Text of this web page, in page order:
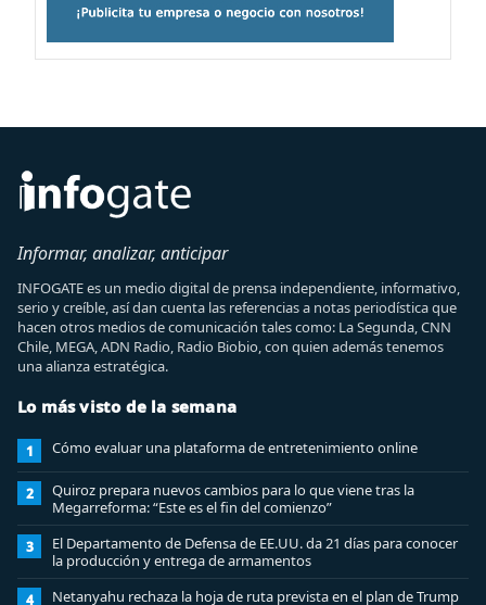
Informar, analizar, anticipar
INFOGATE es un medio digital de prensa independiente, informativo,
serio y creíble, así dan cuenta las referencias a notas periodística que
hacen otros medios de comunicación tales como: La Segunda, CNN
Chile, MEGA, ADN Radio, Radio Biobio, con quien además tenemos
una alianza estratégica.
Lo más visto de la semana
1 Cómo evaluar una plataforma de entretenimiento online
2
Quiroz prepara nuevos cambios para lo que viene tras la
Megarreforma: “Este es el fin del comienzo”
3
El Departamento de Defensa de EE.UU. da 21 días para conocer
la producción y entrega de armamentos
4
Netanyahu rechaza la hoja de ruta prevista en el plan de Trump